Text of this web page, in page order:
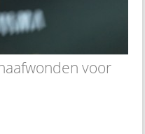
voor